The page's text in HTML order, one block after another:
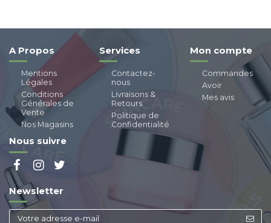
A Propos
Mentions
Légales
Conditions
Générales de
Vente
Nos Magasins
Services
Contactez-
nous
Livraisons &
Retours
Politique de
Confidentialité
Mon compte
Commandes
Avoir
Mes avis
Nous suivre
Newsletter